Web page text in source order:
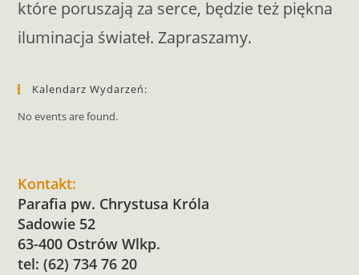
które poruszają za serce, będzie też piękna
iluminacja świateł. Zapraszamy.
Kalendarz Wydarzeń:
No events are found.
Kontakt:
Parafia pw. Chrystusa Króla
Sadowie 52
63-400 Ostrów Wlkp.
tel: (62) 734 76 20